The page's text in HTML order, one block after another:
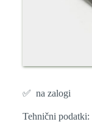
✅ na zalogi
Tehnični podatki: